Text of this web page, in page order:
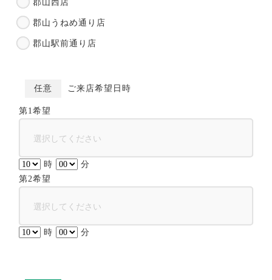
郡山西店
郡山うねめ通り店
郡山駅前通り店
任意 ご来店希望日時
第1希望
時
分
第2希望
時 分